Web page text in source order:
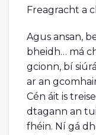
Freagracht a
Agus ansan,
bheidh… má
gcionn, bí
ar an
Cén áit is
dtagann an
fhéin. Ní gá